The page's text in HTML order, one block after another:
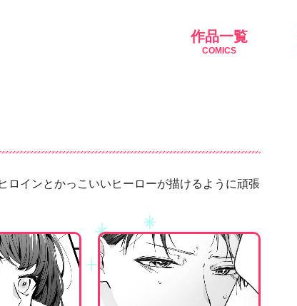
作品一覧
COMICS
ロインとかっこいいヒーローが描けるように頑張